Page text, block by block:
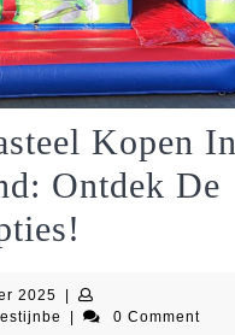
Kopen In
Ontdek De
In
2025 22
september
|
springkastelenfestijnbe
| 0 Comment